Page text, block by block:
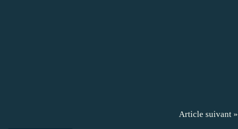
Article suivant »